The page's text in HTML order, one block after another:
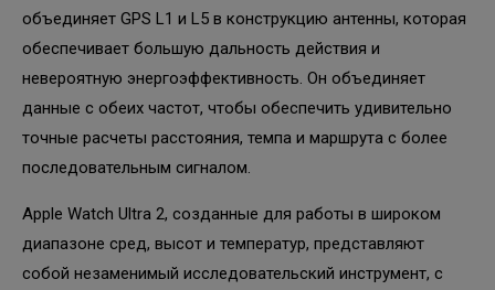
объединяет GPS L1 и L5 в конструкцию антенны, которая
обеспечивает большую дальность действия и
невероятную энергоэффективность. Он объединяет
данные с обеих частот, чтобы обеспечить удивительно
точные расчеты расстояния, темпа и маршрута с более
последовательным сигналом.
Apple Watch Ultra 2, созданные для работы в широком
диапазоне сред, высот и температур, представляют
собой незаменимый исследовательский инструмент, с